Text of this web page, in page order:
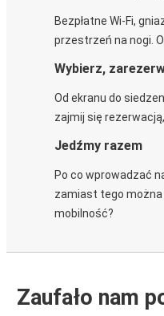
Bezpłatne Wi-Fi,
przestrzeń na nogi.
Wybierz,
Od ekranu do
zajmij się
Jedźmy razem
Po co wprowadzać
zamiast tego
mobilność?
Zaufało nam